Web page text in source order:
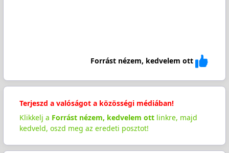
Forrást nézem, kedvelem ott
Terjeszd a valóságot a közösségi médiában!
Klikkelj a Forrást nézem, kedvelem ottlinkre, majd
kedveld, oszd meg az eredeti posztot!